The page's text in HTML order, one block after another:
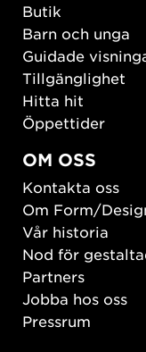
Butik
Barn och unga
Guidade
Tillgänglighet
Hitta hit
Öppettider
OM OSS
Kontakta oss
Om Form/
Vår historia
Nod för
Partners
Jobba hos oss
Pressrum